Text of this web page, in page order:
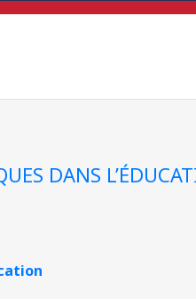
DANS